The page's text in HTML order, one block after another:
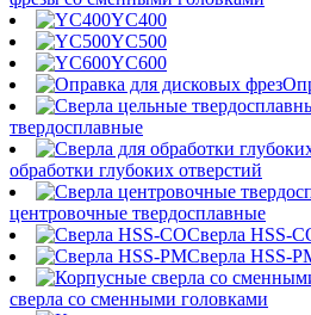
YC400
YC500
YC600
твердосплавные
обработки глубоких отверстий
центровочные твердосплавные
Сверла HSS-
Сверла HSS-
сверла со сменными головками